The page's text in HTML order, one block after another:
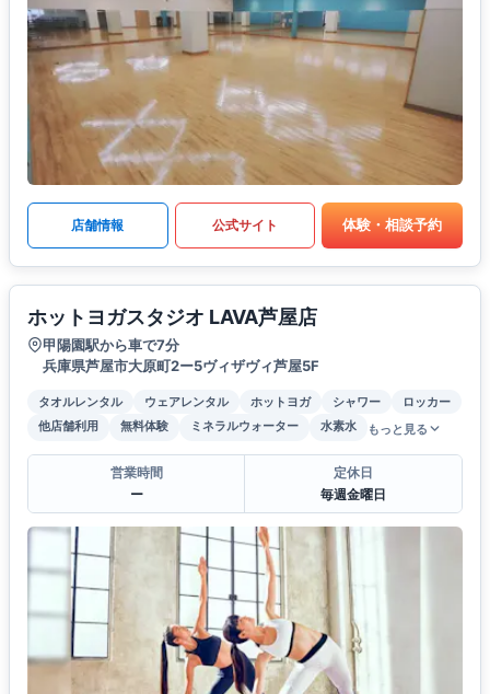
店舗情報 公式サイト 体験・相談予約
ホットヨガスタジオ LAVA芦屋店
甲陽園駅から車で7分
兵庫県芦屋市大原町2ー5ヴィザヴィ芦屋5F
タオルレンタル ウェアレンタル ホットヨガ シャワー
ロッカー
他店舗利用
無料体験 ミネラルウォーター 水素水 もっと見る
営業時間
ー
定休日
毎週金曜日